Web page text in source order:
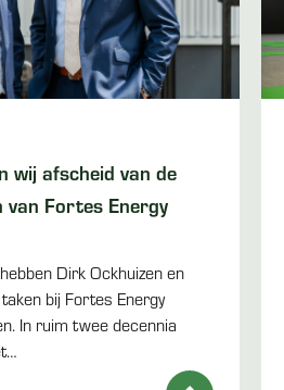
wij afscheid van de
van Fortes Energy
Dirk Ockhuizen en
bij Fortes Energy
In ruim twee decennia